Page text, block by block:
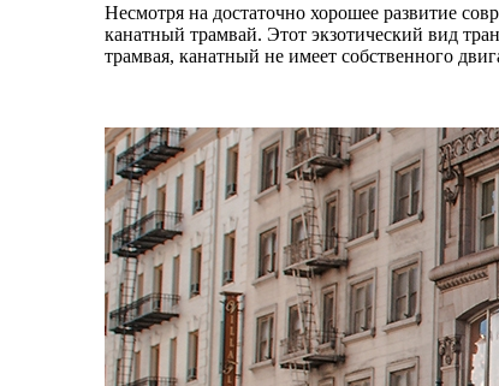
Несмотря на достаточно хорошее развитие
канатный трамвай. Этот экзотический вид
трамвая, канатный не имеет собственного